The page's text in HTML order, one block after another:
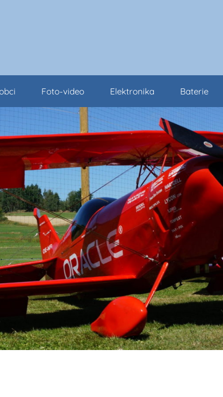
Foto-video Elektronika Baterie